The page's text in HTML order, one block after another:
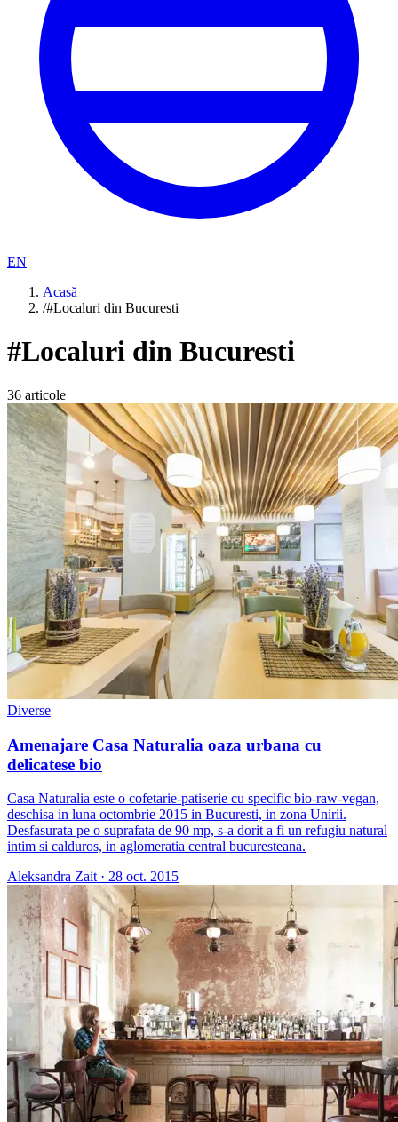
EN
Acasă
/#Localuri din Bucuresti
#Localuri din Bucuresti
36 articole
Diverse
Amenajare Casa Naturalia oaza urbana cu
delicatese bio
Casa Naturalia este o cofetarie-patiserie cu specific bio-raw-vegan,
deschisa in luna octombrie 2015 in Bucuresti, in zona Unirii.
Desfasurata pe o suprafata de 90 mp, s-a dorit a fi un refugiu natural
intim si calduros, in aglomeratia central bucuresteana.
Aleksandra Zait · 28 oct. 2015